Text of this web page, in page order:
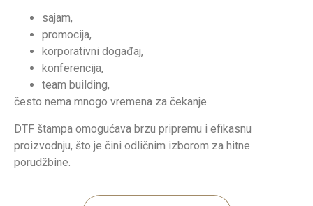
sajam,
promocija,
korporativni događaj,
konferencija,
team building,
često nema mnogo vremena za čekanje.
DTF štampa omogućava brzu pripremu i efikasnu
proizvodnju, što je čini odličnim izborom za hitne
porudžbine.